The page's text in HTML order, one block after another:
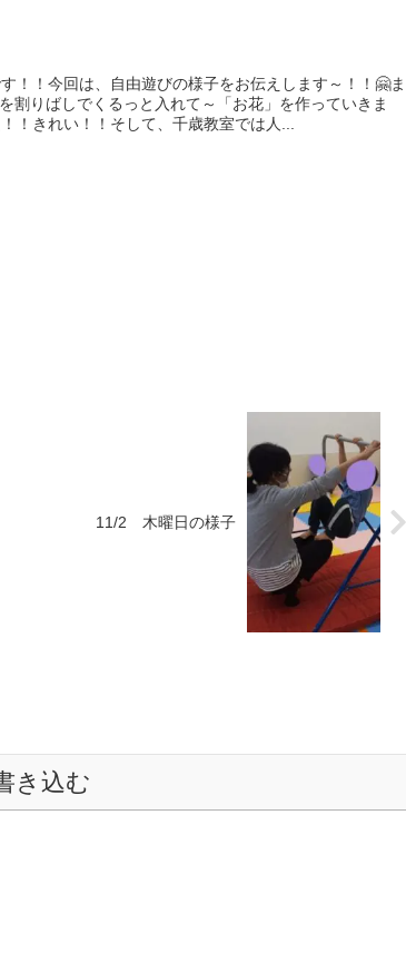
！！今回は、自由遊びの様子をお伝えします～！！🤗ま
割りばしでくるっと入れて～「お花」を作っていきま
！きれい！！そして、千歳教室では人...
11/2 木曜日の様子
き込む